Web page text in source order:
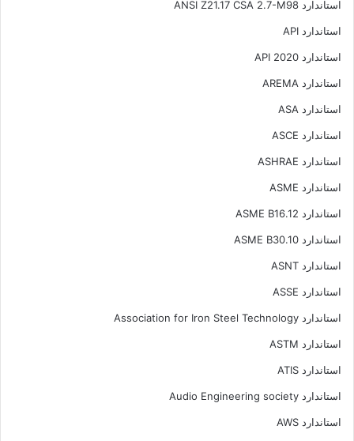
استاندارد ANSI Z21.17 CSA 2.7-M98
استاندارد API
استاندارد API 2020
استاندارد AREMA
استاندارد ASA
استاندارد ASCE
استاندارد ASHRAE
استاندارد ASME
استاندارد ASME B16.12
استاندارد ASME B30.10
استاندارد ASNT
استاندارد ASSE
استاندارد Association for Iron Steel Technology
استاندارد ASTM
استاندارد ATIS
استاندارد Audio Engineering society
استاندارد AWS